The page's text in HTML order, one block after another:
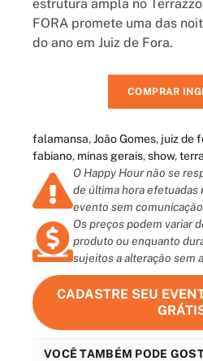
estrutura ampla no
FORA promete uma das
do ano em Juiz de Fora.
COMPRAR
falamansa,João Gomes, juiz de
fabiano, minas gerais,show,
O Happy Hour não se
de última hora efetuadas
evento sem
Os preços podem variar
produto ou enquanto
sujeitos a alteração sem
CADASTRE SEU
VOCÊ TAMBÉM PODE